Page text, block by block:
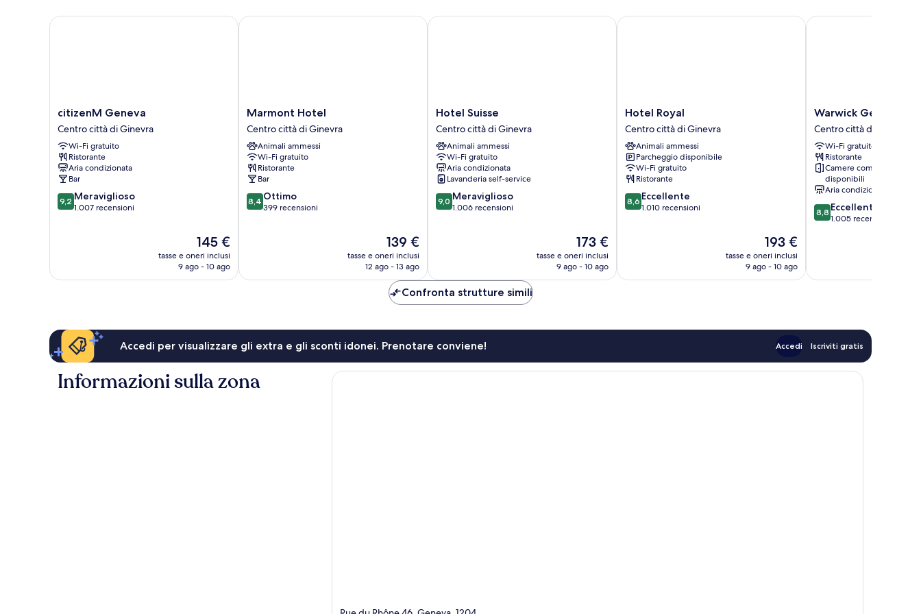
citizenM
Geneva
Centro
città
di
Ginevra
citizenM Geneva
Centro città di Ginevra
Wi-Fi gratuito
Ristorante
Aria condizionata
Bar
9.2
su
9,2 Meraviglioso
1.007 recensioni
Il
prezzo
attuale
145 €
tasse e oneri inclusi
9 ago - 10 ago
citizenM Geneva
Marmont
Hotel
Centro
città
di
Ginevra
Marmont Hotel
Centro città di Ginevra
Animali ammessi
Wi-Fi gratuito
Ristorante
Bar
8.4
su
8,4 Ottimo
399 recensioni
Il
prezzo
attuale
139 €
139 €
tasse e oneri inclusi
12 ago - 13 ago
Marmont Hotel
Hotel
Suisse
Centro
città
di
Ginevra
Hotel Suisse
Centro città di Ginevra
Animali ammessi
Wi-Fi gratuito
Aria condizionata
Lavanderia self-service
9.0
su
9,0 Meraviglioso
1.006 recensioni
Il
prezzo
attuale
173 €
tasse e oneri inclusi
9 ago - 10 ago
Hotel Suisse
Hotel
Royal
Centro
città
di
Ginevra
Hotel Royal
Centro città di Ginevra
Animali ammessi
Parcheggio disponibile
Wi-Fi gratuito
Ristorante
8.6
su
8,6 Eccellente
1.010 recensioni
Il
prezzo
attuale
193 €
tasse e oneri inclusi
9 ago - 10 ago
Hotel Royal
Warwick
Geneva
Centro
città
di
Ginevra
Warwick Geneva
Centro città di Ginevra
Wi-Fi gratuito
Ristorante
Camere comunicanti
disponibili
Aria condizionata
8.8
su
8,8 Eccellente
1.005 recensioni
Warwick Geneva
Confronta strutture simili
Accedi per visualizzare gli extra e gli sconti idonei. Prenotare conviene! Accedi Iscriviti gratis
Informazioni sulla zona